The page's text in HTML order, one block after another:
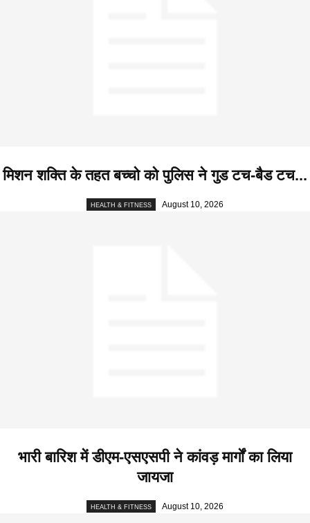
मिशन शक्ति के तहत बच्चो को पुलिस ने गुड टच-बैड टच...
HEALTH & FITNESS August 10, 2026
भारी बारिश में डीएम-एसएसपी ने कांवड़ मार्गों का लिया
जायजा
HEALTH & FITNESS August 10, 2026